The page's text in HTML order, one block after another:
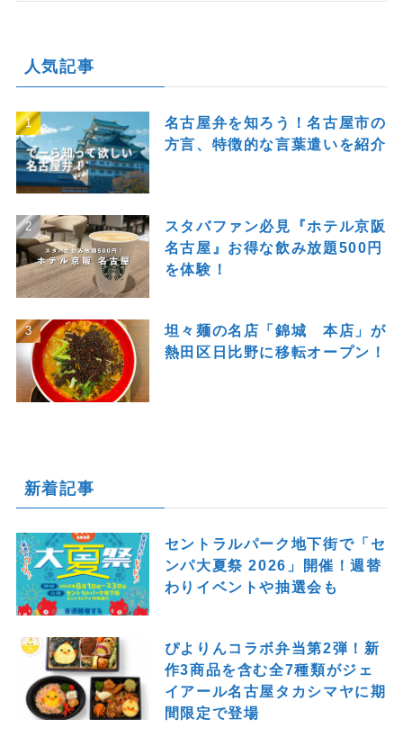
人気記事
名古屋弁を知ろう！名古屋市の
方言、特徴的な言葉遣いを紹介
スタバファン必見『ホテル京阪
名古屋』お得な飲み放題500円
を体験！
坦々麺の名店「錦城 本店」が
熱田区日比野に移転オープン！
新着記事
セントラルパーク地下街で「セ
ンパ大夏祭 2026」開催！週替
わりイベントや抽選会も
ぴよりんコラボ弁当第2弾！新
作3商品を含む全7種類がジェ
イアール名古屋タカシマヤに期
間限定で登場